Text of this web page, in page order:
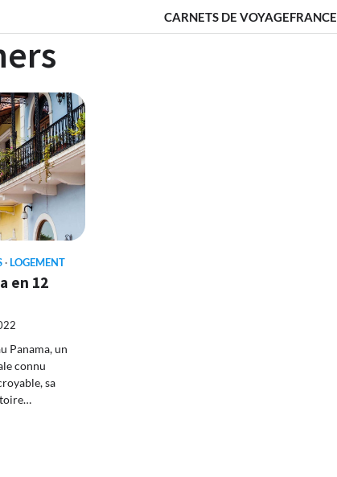
CARNETS DE VOYAGEFRANCE
LOGEMENT
en 12
Panama, un
connu
sa